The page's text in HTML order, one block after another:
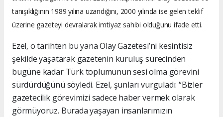
tanışıklığının 1989 yılına uzandığını, 2000 yılında ise gelen teklif
üzerine gazeteyi devralarak imtiyaz sahibi olduğunu ifade etti.
Ezel, o tarihten bu yana Olay Gazetesi’ni kesintisiz
şekilde yaşatarak gazetenin kuruluş sürecinden
bugüne kadar Türk toplumunun sesi olma görevini
sürdürdüğünü söyledi. Ezel, şunları vurguladı: “Bizler
gazetecilik görevimizi sadece haber vermek olarak
görmüyoruz. Burada yaşayan insanlarımızın